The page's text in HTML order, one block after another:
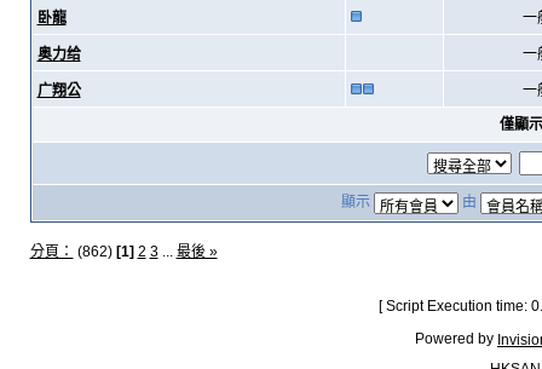
卧龍 一
奥力给 一
广翔公
一
僅顯
顯示 由
分頁： (862) [1] 2 3... 最後 »
[ Script Execution time:
Powered by